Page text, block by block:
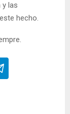
y las
hecho.